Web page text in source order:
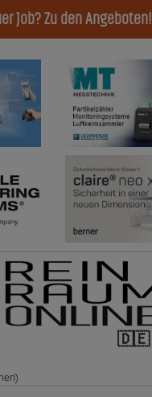
Job? Zu den Angeboten!